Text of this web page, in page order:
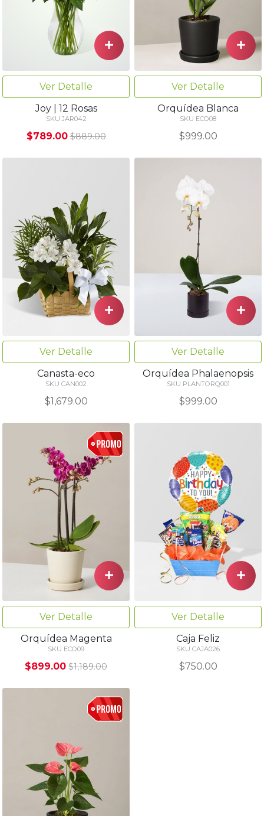
Ver Detalle
Joy | 12 Rosas
SKU JAR042
$789.00 $889.00
Ver Detalle
Orquídea Blanca
SKU ECO08
$999.00
Ver Detalle
Canasta-eco
SKU CAN002
$1,679.00
Ver Detalle
Orquídea Phalaenopsis
SKU PLANTORQ001
$999.00
Ver Detalle
Orquídea Magenta
SKU ECO09
$899.00 $1,189.00
Ver Detalle
Caja Feliz
SKU CAJA026
$750.00